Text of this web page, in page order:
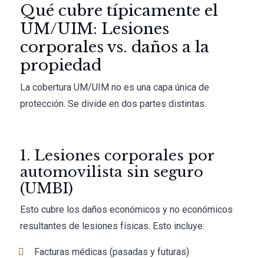
Qué cubre típicamente el
UM/UIM: Lesiones
corporales vs. daños a la
propiedad
La cobertura UM/UIM no es una capa única de
protección. Se divide en dos partes distintas.
1. Lesiones corporales por
automovilista sin seguro
(UMBI)
Esto cubre los daños económicos y no económicos
resultantes de lesiones físicas. Esto incluye:
Facturas médicas (pasadas y futuras)